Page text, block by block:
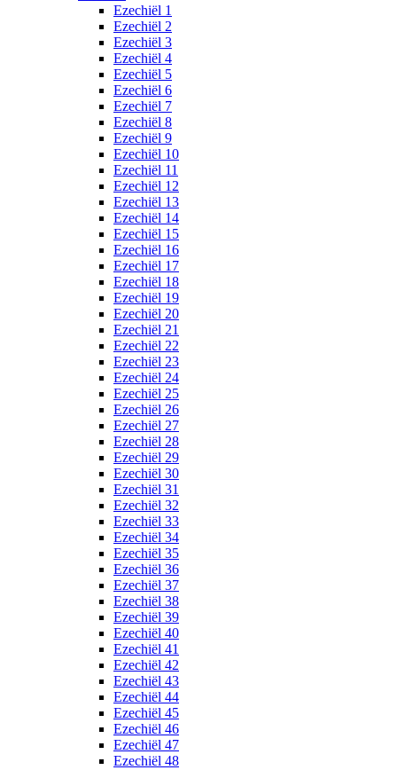
Ezechiël 1
Ezechiël 2
Ezechiël 3
Ezechiël 4
Ezechiël 5
Ezechiël 6
Ezechiël 7
Ezechiël 8
Ezechiël 9
Ezechiël 10
Ezechiël 11
Ezechiël 12
Ezechiël 13
Ezechiël 14
Ezechiël 15
Ezechiël 16
Ezechiël 17
Ezechiël 18
Ezechiël 19
Ezechiël 20
Ezechiël 21
Ezechiël 22
Ezechiël 23
Ezechiël 24
Ezechiël 25
Ezechiël 26
Ezechiël 27
Ezechiël 28
Ezechiël 29
Ezechiël 30
Ezechiël 31
Ezechiël 32
Ezechiël 33
Ezechiël 34
Ezechiël 35
Ezechiël 36
Ezechiël 37
Ezechiël 38
Ezechiël 39
Ezechiël 40
Ezechiël 41
Ezechiël 42
Ezechiël 43
Ezechiël 44
Ezechiël 45
Ezechiël 46
Ezechiël 47
Ezechiël 48